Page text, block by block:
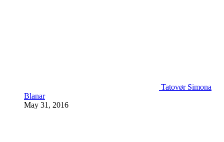
Tatovør Simona
Blanar
May 31, 2016